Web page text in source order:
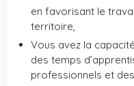
en favorisant le
territoire,
Vous avez la
des temps
professionnels et